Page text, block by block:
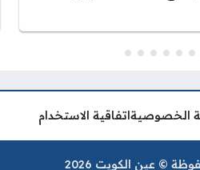
الخصوصيةاتفاقية الاستخدام
© عين الكويت 2026